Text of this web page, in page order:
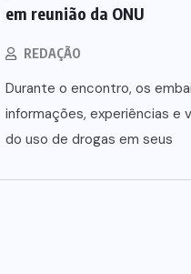
em reunião da ONU
REDAÇÃO
Durante o encontro, os
informações, experiências e
do uso de drogas em seus